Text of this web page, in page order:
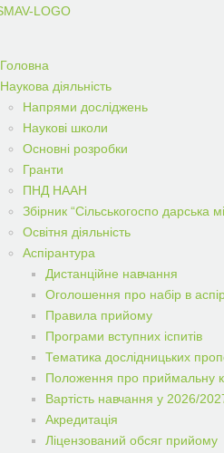
Головна
Наукова діяльність
Напрями досліджень
Наукові школи
Основні розробки
Гранти
ПНД НААН
Збірник “Сільськогоспо дарська
Освітня діяльність
Аспірантура
Дистанційне навчання
Оголошення про набір в
Правила прийому
Програми вступних іспитів
Тематика дослідницьких
Положення про приймальну
Вартість навчання у 2026/
Акредитація
Ліцензований обсяг прийому